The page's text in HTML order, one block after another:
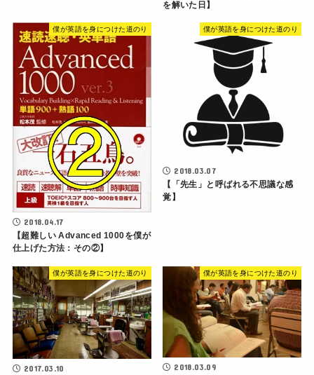
を解いた日】
僕が英語を身につけた道のり
2018.04.17
【超難しい Advanced 1000を僕が
仕上げた方法：その②】
僕が英語を身につけた道のり
2018.03.07
【「先生」と呼ばれる不思議な感
覚】
僕が英語を身につけた道のり
2017.03.10
僕が英語を身につけた道のり
2018.03.09